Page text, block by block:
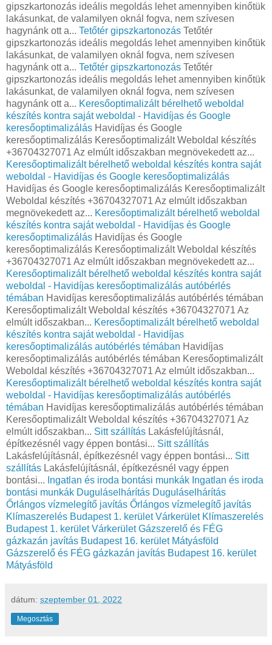
gipszkartonozás ideális megoldás lehet amennyiben kinőtük
lakásunkat, de valamilyen oknál fogva, nem szívesen
hagynánk ott a... Tetőtér gipszkartonozás Tetőtér
gipszkartonozás ideális megoldás lehet amennyiben kinőtük
lakásunkat, de valamilyen oknál fogva, nem szívesen
hagynánk ott a... Tetőtér gipszkartonozás Tetőtér
gipszkartonozás ideális megoldás lehet amennyiben kinőtük
lakásunkat, de valamilyen oknál fogva, nem szívesen
hagynánk ott a... Keresőoptimalizált bérelhető weboldal
készítés kontra saját weboldal - Havidíjas és Google
keresőoptimalizálás Havidíjas és Google
keresőoptimalizálás Keresőoptimalizált Weboldal készítés
+36704327071 Az elmúlt időszakban megnövekedett az...
Keresőoptimalizált bérelhető weboldal készítés kontra saját
weboldal - Havidíjas és Google keresőoptimalizálás
Havidíjas és Google keresőoptimalizálás Keresőoptimalizált
Weboldal készítés +36704327071 Az elmúlt időszakban
megnövekedett az... Keresőoptimalizált bérelhető weboldal
készítés kontra saját weboldal - Havidíjas és Google
keresőoptimalizálás Havidíjas és Google
keresőoptimalizálás Keresőoptimalizált Weboldal készítés
+36704327071 Az elmúlt időszakban megnövekedett az...
Keresőoptimalizált bérelhető weboldal készítés kontra saját
weboldal - Havidíjas keresőoptimalizálás autóbérlés
témában Havidíjas keresőoptimalizálás autóbérlés témában
Keresőoptimalizált Weboldal készítés +36704327071 Az
elmúlt időszakban... Keresőoptimalizált bérelhető weboldal
készítés kontra saját weboldal - Havidíjas
keresőoptimalizálás autóbérlés témában Havidíjas
keresőoptimalizálás autóbérlés témában Keresőoptimalizált
Weboldal készítés +36704327071 Az elmúlt időszakban...
Keresőoptimalizált bérelhető weboldal készítés kontra saját
weboldal - Havidíjas keresőoptimalizálás autóbérlés
témában Havidíjas keresőoptimalizálás autóbérlés témában
Keresőoptimalizált Weboldal készítés +36704327071 Az
elmúlt időszakban... Sitt szállítás Lakásfelújításnál,
építkezésnél vagy éppen bontási... Sitt szállítás
Lakásfelújításnál, építkezésnél vagy éppen bontási... Sitt
szállítás Lakásfelújításnál, építkezésnél vagy éppen
bontási... Ingatlan és iroda bontási munkák Ingatlan és iroda
bontási munkák Duguláselhárítás Duguláselhárítás
Őrlángos vízmelegítő javítás Őrlángos vízmelegítő javítás
Klímaszerelés Budapest 1. kerület Várkerület Klímaszerelés
Budapest 1. kerület Várkerület Gázszerelő és FÉG
gázkazán javítás Budapest 16. kerület Mátyásföld
Gázszerelő és FÉG gázkazán javítás Budapest 16. kerület
Mátyásföld
dátum: szeptember 01, 2022
Megosztás